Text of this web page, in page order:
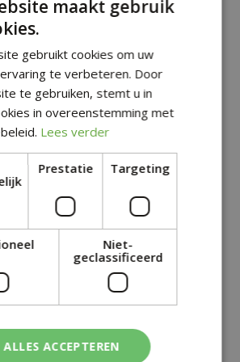
naar de
berichten:
GEEN SPEELTOESTEL
maakt gebruik
gebruikt cookies om uw
te verbeteren. Door
te gebruiken, stemt u in
in overeenstemming met
Lees verder
Prestatie Targeting
Niet-
geclassificeerd
ALLES ACCEPTEREN